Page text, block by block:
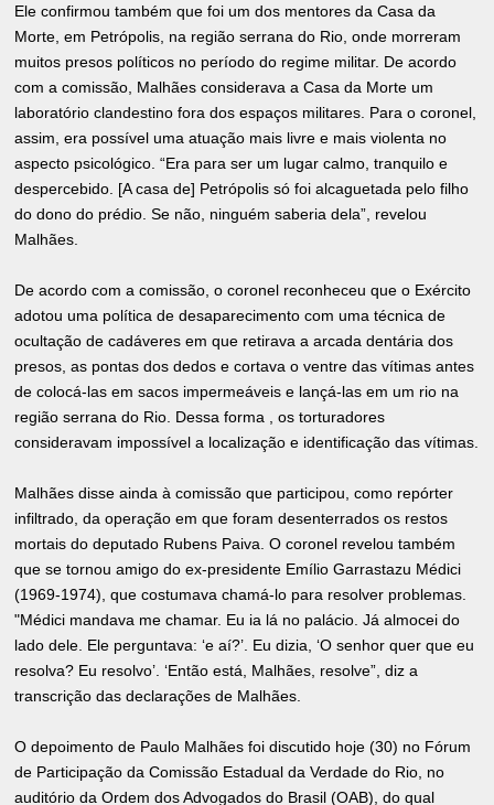
Ele confirmou também que foi um dos mentores da Casa da
Morte, em Petrópolis, na região serrana do Rio, onde morreram
muitos presos políticos no período do regime militar. De acordo
com a comissão, Malhães considerava a Casa da Morte um
laboratório clandestino fora dos espaços militares. Para o coronel,
assim, era possível uma atuação mais livre e mais violenta no
aspecto psicológico. “Era para ser um lugar calmo, tranquilo e
despercebido. [A casa de] Petrópolis só foi alcaguetada pelo filho
do dono do prédio. Se não, ninguém saberia dela”, revelou
Malhães.
De acordo com a comissão, o coronel reconheceu que o Exército
adotou uma política de desaparecimento com uma técnica de
ocultação de cadáveres em que retirava a arcada dentária dos
presos, as pontas dos dedos e cortava o ventre das vítimas antes
de colocá-las em sacos impermeáveis e lançá-las em um rio na
região serrana do Rio. Dessa forma , os torturadores
consideravam impossível a localização e identificação das vítimas.
Malhães disse ainda à comissão que participou, como repórter
infiltrado, da operação em que foram desenterrados os restos
mortais do deputado Rubens Paiva. O coronel revelou também
que se tornou amigo do ex-presidente Emílio Garrastazu Médici
(1969-1974), que costumava chamá-lo para resolver problemas.
"Médici mandava me chamar. Eu ia lá no palácio. Já almocei do
lado dele. Ele perguntava: ‘e aí?’. Eu dizia, ‘O senhor quer que eu
resolva? Eu resolvo’. ‘Então está, Malhães, resolve”, diz a
transcrição das declarações de Malhães.
O depoimento de Paulo Malhães foi discutido hoje (30) no Fórum
de Participação da Comissão Estadual da Verdade do Rio, no
auditório da Ordem dos Advogados do Brasil (OAB), do qual